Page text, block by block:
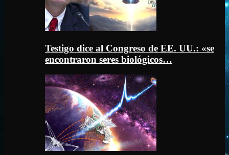
Testigo dice al Congreso de EE. UU.: «se
encontraron seres biológicos…